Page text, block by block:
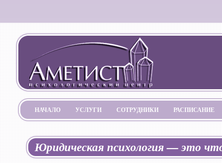
НАЧАЛО УСЛУГИ СОТРУДНИКИ РАСПИСАНИЕ
Юридическая психология — это